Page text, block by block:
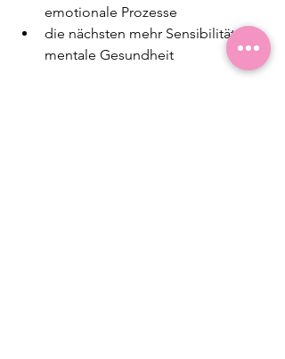
emotionale Prozesse
die nächsten mehr Sensibilität für
mentale Gesundheit